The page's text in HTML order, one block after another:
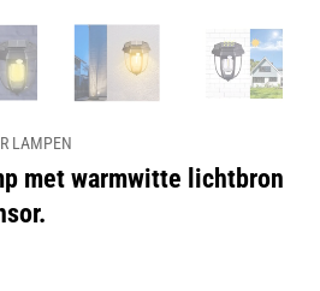
LAMPEN
met warmwitte lichtbron